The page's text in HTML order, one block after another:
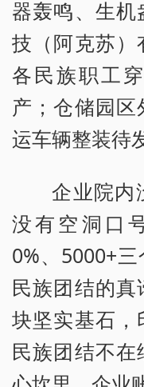
器轰鸣、生
技（阿克苏）
各民族职工
产；仓储园
运车辆整装待
企业院内
没有空洞口
0%、5000+
民族团结的
块坚实基石，
民族团结不